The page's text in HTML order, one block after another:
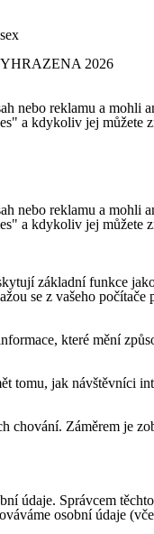
2026
nebo reklamu a
a kdykoliv jej
nebo reklamu a
a kdykoliv jej
základní funkce
se z vašeho počítače
které mění
tomu, jak návštěvníci
Záměrem je
údaje. Správcem
osobní údaje